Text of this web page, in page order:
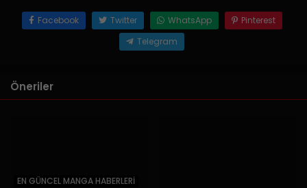
Facebook Twitter WhatsApp
Pinterest
Telegram
Öneriler
EN GÜNCEL MANGA HABERLERI